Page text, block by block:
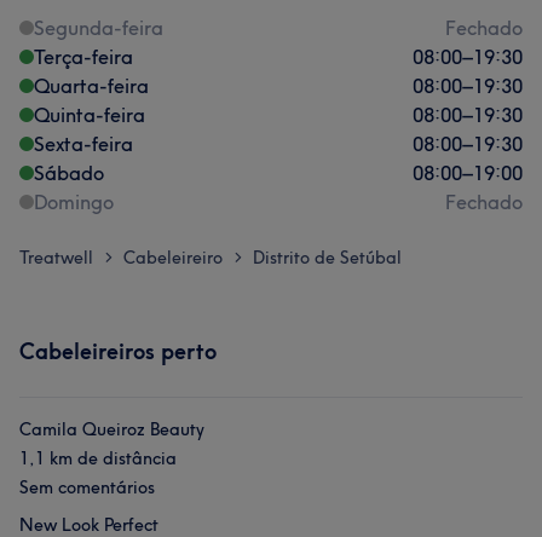
Segunda-feira
Fechado
Terça-feira
08:00–19:30
Quarta-feira
08:00–19:30
Quinta-feira
08:00–19:30
Sexta-feira
08:00–19:30
Sábado
08:00–19:00
Domingo
Fechado
Treatwell > Cabeleireiro > Distrito de Setúbal
Cabeleireiros perto
Camila Queiroz Beauty
1,1 km de distância
Sem comentários
New Look Perfect